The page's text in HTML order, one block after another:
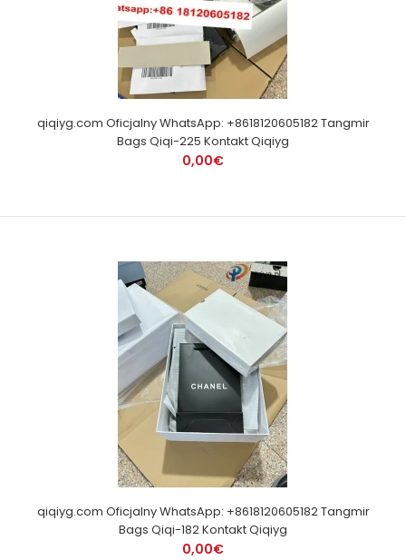
qiqiyg.com Oficjalny WhatsApp: +8618120605182 Tangmir
Bags Qiqi-225 Kontakt Qiqiyg
0,00€
qiqiyg.com Oficjalny WhatsApp: +8618120605182 Tangmir
Bags Qiqi-182 Kontakt Qiqiyg
0,00€